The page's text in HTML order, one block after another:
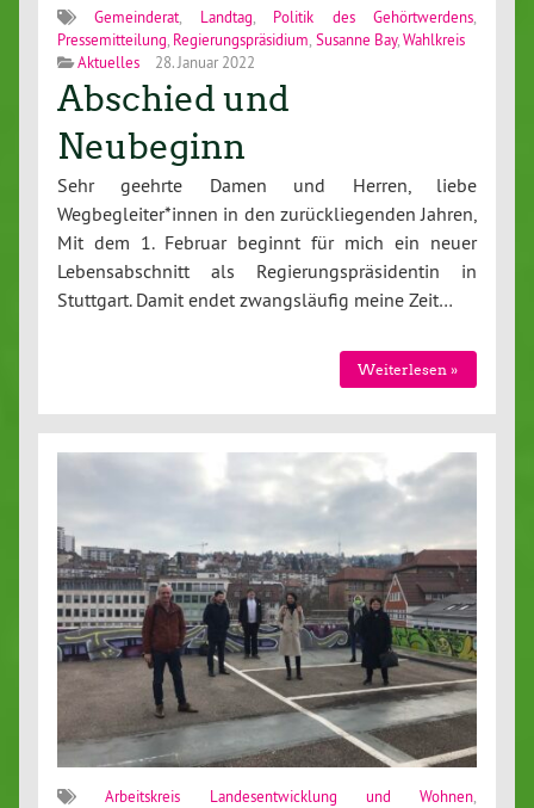
Gemeinderat Landtag Politik des Gehörtwerdens
Pressemitteilung Regierungspräsidium Susanne Bay, Wahlkreis
Aktuelles
28. Januar 2022
Abschied und
Neubeginn
Sehr geehrte Damen und Herren, liebe
Wegbegleiter*innen in den zurückliegenden Jahren,
Mit dem 1. Februar beginnt für mich ein neuer
Lebensabschnitt als Regierungspräsidentin in
Stuttgart. Damit endet zwangsläufig meine Zeit…
Weiterlesen »
Arbeitskreis Landesentwicklung und Wohnen